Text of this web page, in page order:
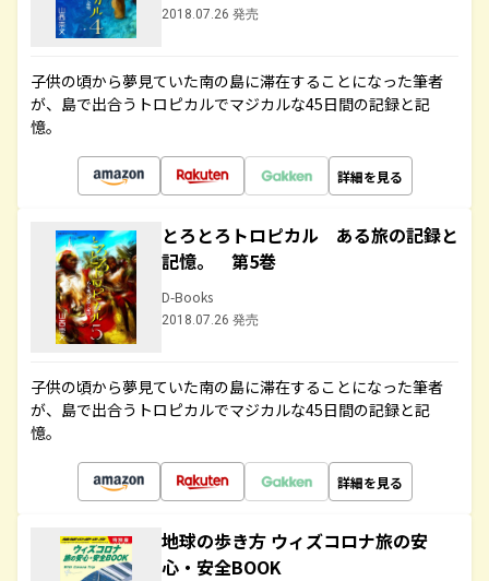
2018.07.26 発売
子供の頃から夢見ていた南の島に滞在することになった筆者
が、島で出合うトロピカルでマジカルな45日間の記録と記
憶。
詳細を見る
とろとろトロピカル ある旅の記録と
記憶。 第5巻
D-Books
2018.07.26 発売
子供の頃から夢見ていた南の島に滞在することになった筆者
が、島で出合うトロピカルでマジカルな45日間の記録と記
憶。
詳細を見る
地球の歩き方 ウィズコロナ旅の安
心・安全BOOK